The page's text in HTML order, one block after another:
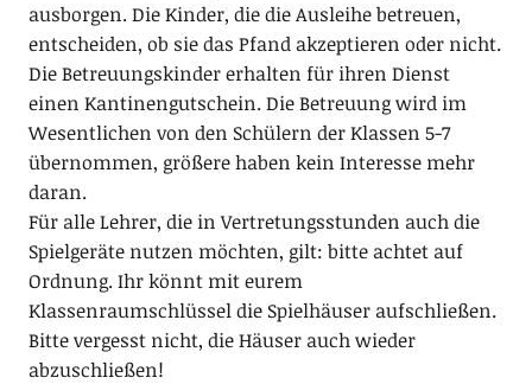
ausborgen. Die Kinder, die die Ausleihe betreuen,
entscheiden, ob sie das Pfand akzeptieren oder nicht.
Die Betreuungskinder erhalten für ihren Dienst
einen Kantinengutschein. Die Betreuung wird im
Wesentlichen von den Schülern der Klassen 5-7
übernommen, größere haben kein Interesse mehr
daran.
Für alle Lehrer, die in Vertretungsstunden auch die
Spielgeräte nutzen möchten, gilt: bitte achtet auf
Ordnung. Ihr könnt mit eurem
Klassenraumschlüssel die Spielhäuser aufschließen.
Bitte vergesst nicht, die Häuser auch wieder
abzuschließen!